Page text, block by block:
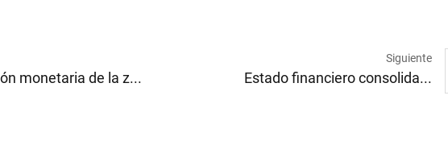
monetaria de la z...
Siguiente
Estado financiero consolida...